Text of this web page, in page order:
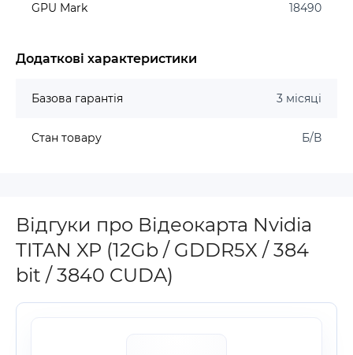
GPU Mark 18490
Додаткові характеристики
Базова гарантія 3 місяці
Стан товару Б/В
Відгуки про Відеокарта Nvidia
TITAN XP (12Gb / GDDR5X / 384
bit / 3840 CUDA)